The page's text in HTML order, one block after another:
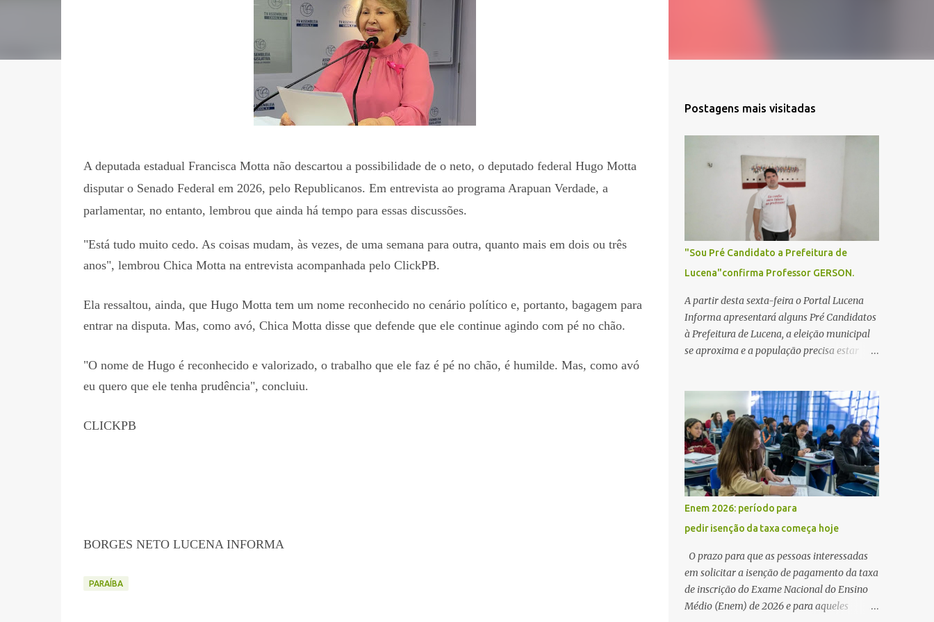
A deputada estadual Francisca Motta não descartou a possibilidade de o neto, o deputado federal Hugo Motta
disputar o Senado Federal em 2026, pelo Republicanos. Em entrevista ao programa Arapuan Verdade, a
parlamentar, no entanto, lembrou que ainda há tempo para essas discussões.
"Está tudo muito cedo. As coisas mudam, às vezes, de uma semana para outra, quanto mais em dois ou três
anos", lembrou Chica Motta na entrevista acompanhada pelo ClickPB.
Ela ressaltou, ainda, que Hugo Motta tem um nome reconhecido no cenário político e, portanto, bagagem para
entrar na disputa. Mas, como avó, Chica Motta disse que defende que ele continue agindo com pé no chão.
"O nome de Hugo é reconhecido e valorizado, o trabalho que ele faz é pé no chão, é humilde. Mas, como avó
eu quero que ele tenha prudência", concluiu.
CLICKPB
BORGES NETO LUCENA INFORMA
PARAÍBA
Postagens mais visitadas
"Sou Pré Candidato a Prefeitura de
Lucena"confirma Professor GERSON.
A partir desta sexta-feira o Portal Lucena
Informa apresentará alguns Pré Candidatos
à Prefeitura de Lucena, a eleição municipal
se aproxima e a população precisa estar
articulações e possíveis junções para manter
ou conquistar eleitorado. Confirmados até
agora como Pré candidatos Alex Monteiro,
Léo Bandeira Valcinete Araújo e Professor
Gerson Andrade há possibilidade de mais
nomes aparecer , ficaremos no aguardo para
trazer mais informações. A primeira
entrevista foi com o inimaginável Gerson
Andrade ,Professor da Rede Municipal
(efetivo), supervisor, Formado em Pedagogia
e Biomedicina pela UFPB. Leciona no Otto
Illi, Gilberto Inácio, Ellinora Dornellas
,Escola Américo Falcão. Gerson nos contou
Enem 2026: período para
pedir isenção da taxa começa hoje
O prazo para que as pessoas interessadas
em solicitar a isenção de pagamento da taxa
de inscrição do Exame Nacional do Ensino
Médio (Enem) de 2026 e para aqueles